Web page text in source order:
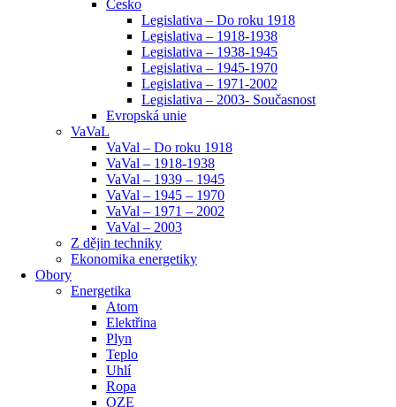
Česko
Legislativa – Do roku 1918
Legislativa – 1918-1938
Legislativa – 1938-1945
Legislativa – 1945-1970
Legislativa – 1971-2002
Legislativa – 2003- Současnost
Evropská unie
VaVaL
VaVal – Do roku 1918
VaVal – 1918-1938
VaVal – 1939 – 1945
VaVal – 1945 – 1970
VaVal – 1971 – 2002
VaVal – 2003
Z dějin techniky
Ekonomika energetiky
Obory
Energetika
Atom
Elektřina
Plyn
Teplo
Uhlí
Ropa
OZE